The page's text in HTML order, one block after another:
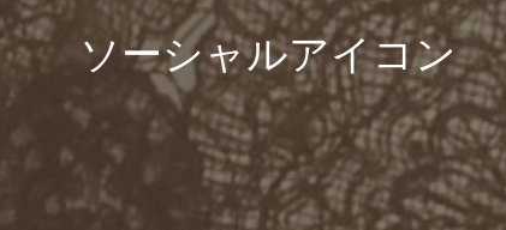
ソーシャルアイコン